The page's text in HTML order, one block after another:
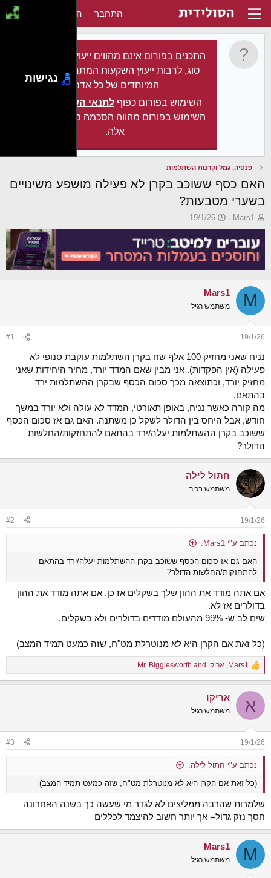
התחבר הירשם
התכנים בפורום אינם מהווים ייעוץ מקצועי מכל
סוג, לרבות ייעוץ השקעות המתחשב בצרכיו
המיוחדים של כל אדם.
השימוש בפורום כפוף לתנאי השימוש
השימוש בפורום מהווה הסכמה מלאה לתנאים
אלה.
פנסיה, גמל וקרנות השתלמות
האם כסף ששוכב בקרן לא פעילה מושפע משינויים
בשערי מטבעות?
פ
ו
ת
ח
ה
נ
ש
א
Mars1
פ
ו
ר
ס
ם
ב
א
ר
ך
19/1/26
M
Mars1
משתמש רגיל
19/1/26
#1
נניח שאני מחזיק 100 אלף שח בקרן השתלמות עוקבת סנופי לא
פעילה (אין הפקדות). אני מבין שאם המדד יורד, מחיר היחידות שאני
מחזיק יורד, וכתוצאה מכך סכום הכסף שבקרן ההשתלמות ירד
בהתאם.
מה קורה כאשר נניח, באופן תאורטי, המדד לא עולה ולא יורד במשך
חודש, אבל היחס בין הדולר לשקל כן משתנה. האם גם אז סכום הכסף
ששוכב בקרן ההשתלמות יעלה/ירד בהתאם להתחזקות/החלשות
הדולר?
חתול לילה
משתמש בכיר
19/1/26
#2
נכתב ע"י Mars1:
האם גם אז סכום הכסף ששוכב בקרן ההשתלמות יעלה/ירד בהתאם
להתחזקות/החלשות הדולר?
אם אתה מודד את ההון שלך בשקלים אז כן, אם אתה מודד את ההון
בדולרים אז לא.
שים לב ש- 99% מהעולם מודדים בדולרים ולא בשקלים.
(כל זאת אם הקרן היא לא מנוטרלת מט"ח, שזה כמעט תמיד המצב)
R
e
c
i
s
:
Mars1
, אריקו Mr. Bigglesworth
א אריקו
משתמש רגיל
19/1/26
#3
נכתב ע"י חתול לילה:
(כל זאת אם הקרן היא לא מנוטרלת מט"ח, שזה כמעט תמיד המצב)
שלמרות שהרבה ממליצים לא לגדר מי שעשה כך בשנה האחרונה
חסך נזק גדול= אך יותר חשוב להיצמד לכללים
M
Mars1
משתמש רגיל
נגישות